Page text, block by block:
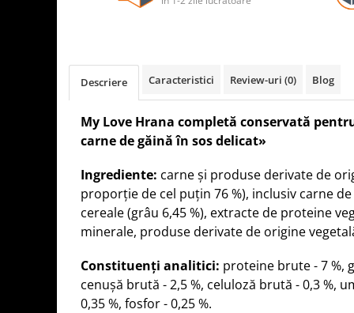
Descriere Caracteristici Review-uri (0) Blog
My Love Hrana completă conservată
carne de găină în sos delicat»
Ingrediente: carne și produse derivate de
proporţie de cel puţin 76 %), inclusiv carne
cereale (grâu 6,45 %), extracte de proteine
minerale, produse derivate de origine
Constituenţi analitici: proteine brute- 7 %,
cenuşă brută - 2,5 %, celuloză brută - 0,3 %,
0,35 %, fosfor - 0,25 %.